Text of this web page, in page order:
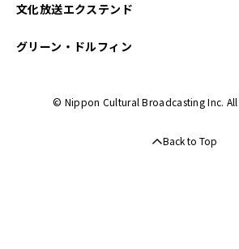
文化放送エクステンド
グリーン・ドルフィン
© Nippon Cultural Broadcasting Inc. All
Back to Top